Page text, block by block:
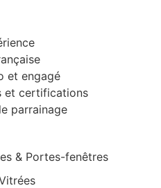
et engagé
et certifications
parrainage
& Portes-fenêtres